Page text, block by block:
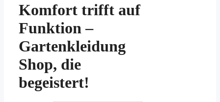
Komfort trifft auf
Funktion –
Gartenkleidung
Shop, die
begeistert!